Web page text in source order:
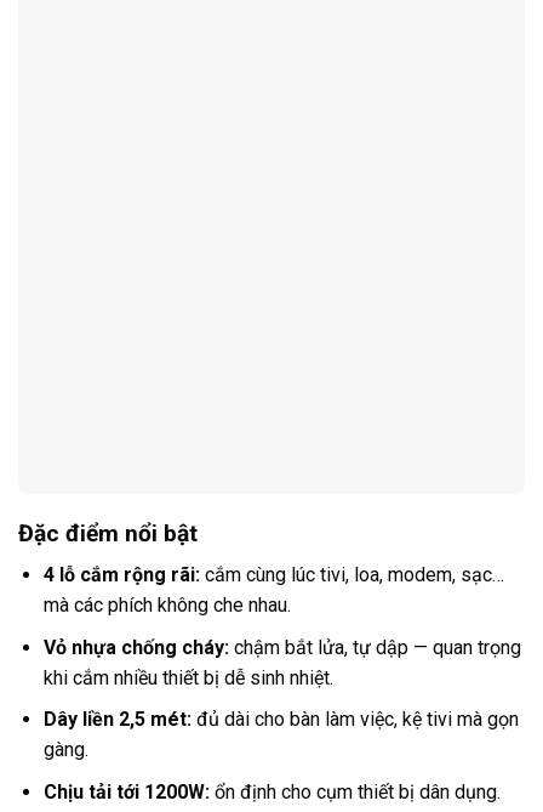
Đặc điểm nổi bật
4 lỗ cắm rộng rãi:cắm cùng lúc tivi, loa, modem, sạc…
mà các phích không che nhau.
Vỏ nhựa chống cháy:chậm bắt lửa, tự dập — quan trọng
khi cắm nhiều thiết bị dễ sinh nhiệt.
Dây liền 2,5 mét:đủ dài cho bàn làm việc, kệ tivi mà gọn
gàng.
Chịu tải tới 1200W:ổn định cho cụm thiết bị dân dụng.